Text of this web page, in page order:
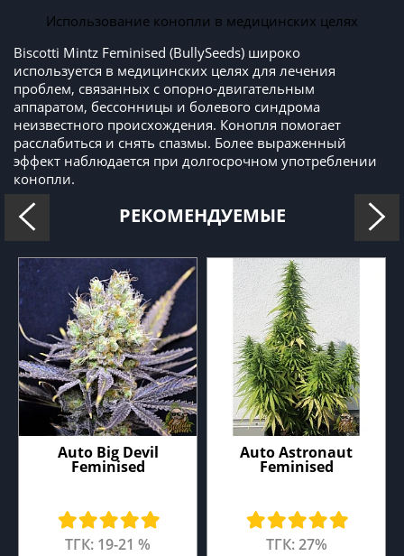
Использование конопли в медицинских целях
Biscotti Mintz Feminised (BullySeeds) широко
используется в медицинских целях для лечения
проблем, связанных с опорно-двигательным
аппаратом, бессонницы и болевого синдрома
неизвестного происхождения. Конопля помогает
расслабиться и снять спазмы. Более выраженный
эффект наблюдается при долгосрочном употреблении
конопли.
РЕКОМЕНДУЕМЫЕ
Auto Big Devil
Feminised
ТГК: 19-21 %
Auto Astronaut
Feminised
ТГК: 27%